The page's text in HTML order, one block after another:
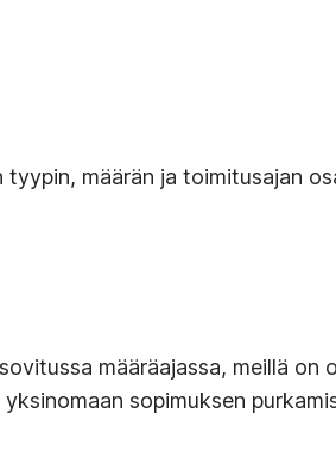
määrän ja toimitusajan
määräajassa, meillä on
sopimuksen